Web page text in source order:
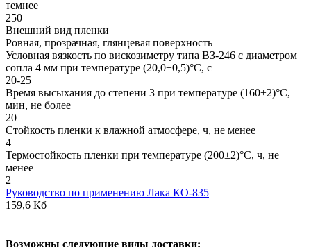
темнее
250
Внешний вид пленки
Ровная, прозрачная, глянцевая поверхность
Условная вязкость по вискозиметру типа ВЗ-246 с диаметром
сопла 4 мм при температуре (20,0±0,5)°С, с
20-25
Время высыхания до степени 3 при температуре (160±2)°С,
мин, не более
20
Стойкость пленки к влажной атмосфере, ч, не менее
4
Термостойкость пленки при температуре (200±2)°С, ч, не
менее
2
Руководство по применению Лака КО-835
159,6 Кб
Возможны следующие виды доставки: